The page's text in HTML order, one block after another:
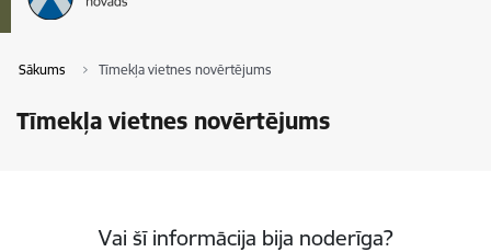
Sākums Tīmekļa vietnes novērtējums
Tīmekļa vietnes novērtējums
Vai šī informācija bija noderīga?